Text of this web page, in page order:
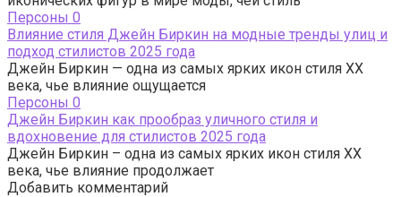
Персоны 0
Влияние стиля Джейн Биркин на модные тренды улиц и
подход стилистов 2025 года
Джейн Биркин — одна из самых ярких икон стиля XX
века, чье влияние ощущается
Персоны 0
Джейн Биркин как прообраз уличного стиля и
вдохновение для стилистов 2025 года
Джейн Биркин – одна из самых ярких икон стиля XX
века, чье влияние продолжает
Добавить комментарий